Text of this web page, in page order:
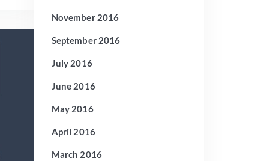
November 2016
September 2016
July 2016
June 2016
May 2016
April 2016
March 2016